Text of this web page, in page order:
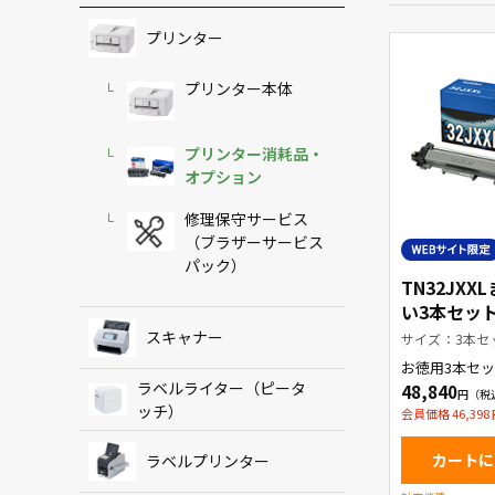
プリンター
プリンター本体
プリンター消耗品・
オプション
修理保守サービス
（ブラザーサービス
パック）
スキャナー
ラベルライター（ピータ
ッチ）
ラベルプリンター
TN32JXXL
い3本セッ
限定商品】
サイズ：3本セ
お徳用3本セ
ートリッジ
48,840
会員価格 46,398
カート